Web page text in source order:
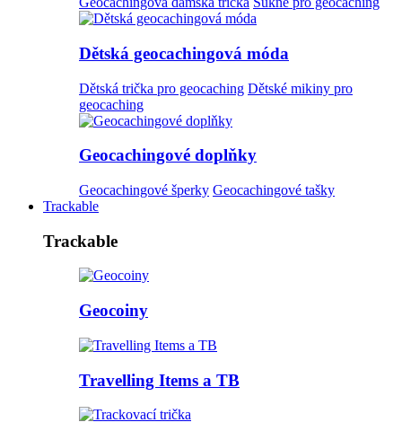
Dětská geocachingová móda
Dětská trička pro geocaching Dětské mikiny pro
geocaching
Geocachingové doplňky
Geocachingové šperky Geocachingové tašky
Trackable
Trackable
Geocoiny
Travelling Items a TB